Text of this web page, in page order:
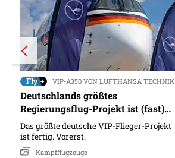
VIP-A350 VON LUFTHANSA TECHNIK
Deutschlands größtes
Regierungsflug-Projekt ist (fast)
fertig
Das größte deutsche VIP-Flieger-Projekt
ist fertig. Vorerst.​
Kampfflugzeuge